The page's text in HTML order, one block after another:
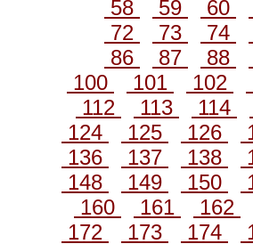
58
59 60
72
73 74
86
87 88
100
101 102
112
113 114
124
125 126
136
137 138
148
149 150
160
161
162
172
173 174